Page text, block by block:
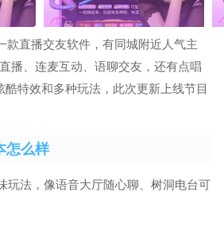
款直播交友软件，有同城附近人气主
播、连麦互动、语聊交友，还有点唱
酷特效和多种玩法，此次更新上线节目
怎么样
玩法，像语音大厅随心聊、树洞电台可